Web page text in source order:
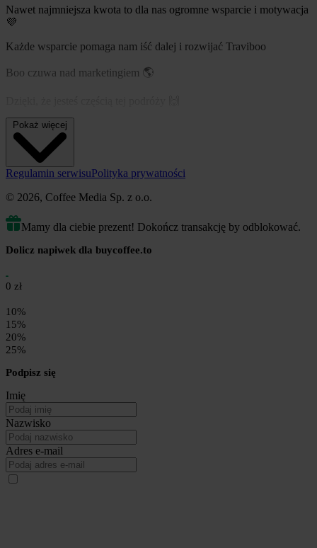
Nawet najmniejsza kwota to dla nas ogromne wsparcie i motywacja
💜
Każde wsparcie pomaga nam iść dalej i rozwijać Traviboo
Boo czuwa nad marketingiem 🌎
Traviboo.com 💜
wejdź na naszą oficjalną stronę i zostań z nami na dłużej.
Regulamin serwisuPolityka prywatności
© 2026, Coffee Media Sp. z o.o.
Mamy dla ciebie prezent! Dokończ transakcję by odblokować.
Dolicz napiwek dla buycoffee.to
0 zł
10%
15%
20%
25%
Podpisz się
Imię
Nazwisko
Adres e-mail